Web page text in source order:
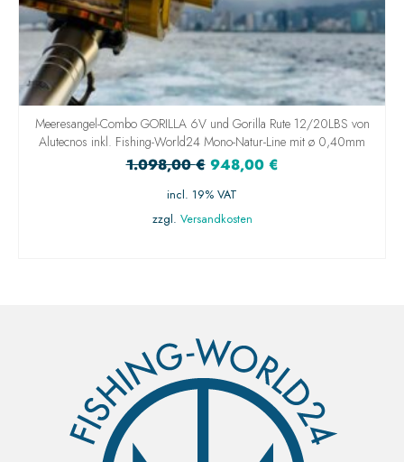
Meeresangel-Combo GORILLA 6V und Gorilla Rute 12/20LBS von
Alutecnos inkl. Fishing-World24 Mono-Natur-Line mit ø 0,40mm
1.098,00€ 948,00 €
incl. 19% VAT
zzgl. Versandkosten